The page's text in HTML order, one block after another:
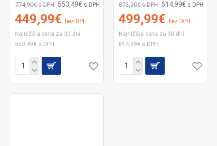
553,49€ s DPH
774,90€s DPH
449,99€
bez DPH
Najnižšia cena za 30 dní:
553,49€ s DPH
614,99€ s DPH
873,30€s DPH
499,99€
bez DPH
Najnižšia cena za 30 dní:
614,99€ s DPH